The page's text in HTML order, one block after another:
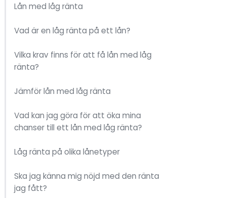
Lån med låg ränta
Vad är en låg ränta på ett lån?
Vilka krav finns för att få lån med låg
ränta?
Jämför lån med låg ränta
Vad kan jag göra för att öka mina
chanser till ett lån med låg ränta?
Låg ränta på olika lånetyper
Ska jag känna mig nöjd med den ränta
jag fått?